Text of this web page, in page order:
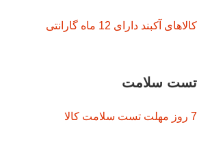
کالاهای آکبند دارای 12 ماه گارانتی
تست سلامت
7 روز مهلت تست سلامت کالا